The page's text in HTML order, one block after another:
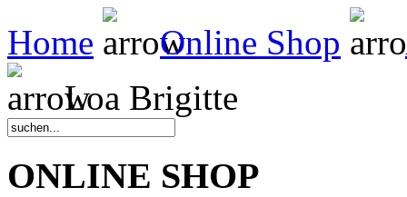
Home Online Shop
Loa Brigitte
ONLINE SHOP